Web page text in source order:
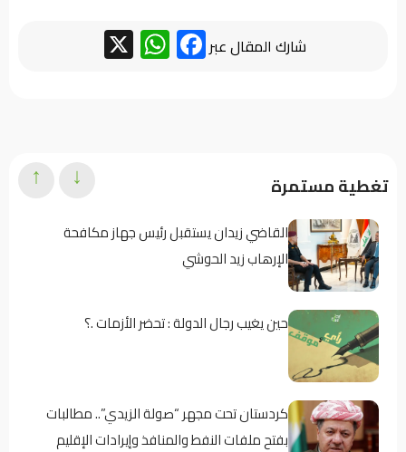
شارك المقال عبر Facebook
WhatsApp
تغطية مستمرة
القاضي زيدان يستقبل رئيس جهاز مكافحة
الإرهاب زيد الحوشي
حين يغيب رجال الدولة : تحضر الأزمات .؟
كردستان تحت مجهر “صولة الزيدي”.. مطالبات
بفتح ملفات النفط والمنافذ وإيرادات الإقليم
↓
↑